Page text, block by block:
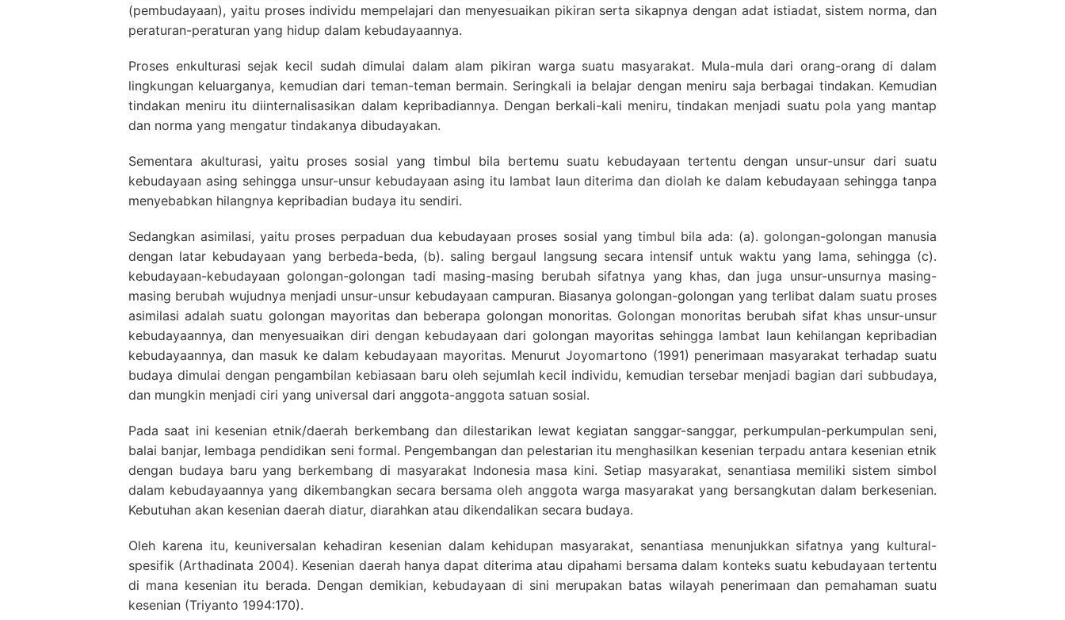
(pembudayaan), yaitu proses individu mempelajari dan menyesuaikan pikiran serta sikapnya dengan adat istiadat, sistem norma, dan
peraturan-peraturan yang hidup dalam kebudayaannya.
Proses enkulturasi sejak kecil sudah dimulai dalam alam pikiran warga suatu masyarakat. Mula-mula dari orang-orang di dalam
lingkungan keluarganya, kemudian dari teman-teman bermain. Seringkali ia belajar dengan meniru saja berbagai tindakan. Kemudian
tindakan meniru itu diinternalisasikan dalam kepribadiannya. Dengan berkali-kali meniru, tindakan menjadi suatu pola yang mantap
dan norma yang mengatur tindakanya dibudayakan.
Sementara akulturasi, yaitu proses sosial yang timbul bila bertemu suatu kebudayaan tertentu dengan unsur-unsur dari suatu
kebudayaan asing sehingga unsur-unsur kebudayaan asing itu lambat laun diterima dan diolah ke dalam kebudayaan sehingga tanpa
menyebabkan hilangnya kepribadian budaya itu sendiri.
Sedangkan asimilasi, yaitu proses perpaduan dua kebudayaan proses sosial yang timbul bila ada: (a). golongan-golongan manusia
dengan latar kebudayaan yang berbeda-beda, (b). saling bergaul langsung secara intensif untuk waktu yang lama, sehingga (c).
kebudayaan-kebudayaan golongan-golongan tadi masing-masing berubah sifatnya yang khas, dan juga unsur-unsurnya masing-
masing berubah wujudnya menjadi unsur-unsur kebudayaan campuran. Biasanya golongan-golongan yang terlibat dalam suatu proses
asimilasi adalah suatu golongan mayoritas dan beberapa golongan monoritas. Golongan monoritas berubah sifat khas unsur-unsur
kebudayaannya, dan menyesuaikan diri dengan kebudayaan dari golongan mayoritas sehingga lambat laun kehilangan kepribadian
kebudayaannya, dan masuk ke dalam kebudayaan mayoritas. Menurut Joyomartono (1991) penerimaan masyarakat terhadap suatu
budaya dimulai dengan pengambilan kebiasaan baru oleh sejumlah kecil individu, kemudian tersebar menjadi bagian dari subbudaya,
dan mungkin menjadi ciri yang universal dari anggota-anggota satuan sosial.
Pada saat ini kesenian etnik/daerah berkembang dan dilestarikan lewat kegiatan sanggar-sanggar, perkumpulan-perkumpulan seni,
balai banjar, lembaga pendidikan seni formal. Pengembangan dan pelestarian itu menghasilkan kesenian terpadu antara kesenian etnik
dengan budaya baru yang berkembang di masyarakat Indonesia masa kini. Setiap masyarakat, senantiasa memiliki sistem simbol
dalam kebudayaannya yang dikembangkan secara bersama oleh anggota warga masyarakat yang bersangkutan dalam berkesenian.
Kebutuhan akan kesenian daerah diatur, diarahkan atau dikendalikan secara budaya.
Oleh karena itu, keuniversalan kehadiran kesenian dalam kehidupan masyarakat, senantiasa menunjukkan sifatnya yang kultural-
spesifik (Arthadinata 2004). Kesenian daerah hanya dapat diterima atau dipahami bersama dalam konteks suatu kebudayaan tertentu
di mana kesenian itu berada. Dengan demikian, kebudayaan di sini merupakan batas wilayah penerimaan dan pemahaman suatu
kesenian (Triyanto 1994:170).